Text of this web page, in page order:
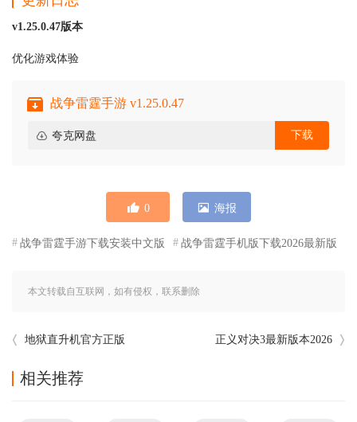
v1.25.0.47版本
优化游戏体验
战争雷霆手游 v1.25.0.47
夸克网盘 下载
0 海报
战争雷霆手游下载安装中文版 战争雷霆手机版下载2026最新版
本文转载自互联网，如有侵权，联系删除
地狱直升机官方正版 正义对决3最新版本2026
相关推荐